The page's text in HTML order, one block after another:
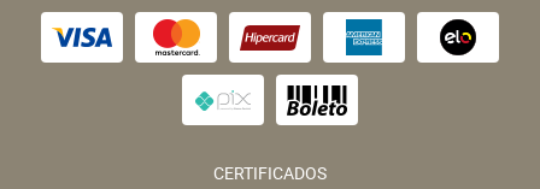
CERTIFICADOS